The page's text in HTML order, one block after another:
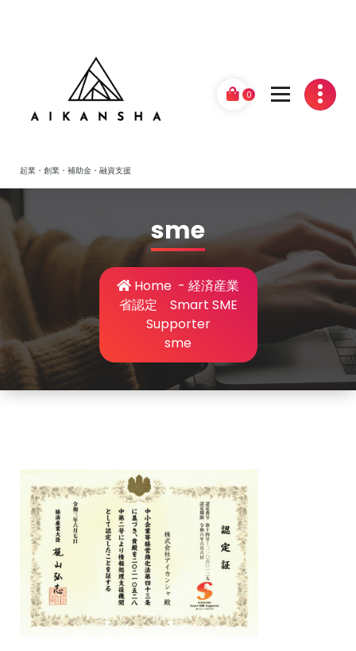
起業・創業・補助金・融資支援
0
sme
Home - 経済産業
省認定 Smart SME
Supporter
sme